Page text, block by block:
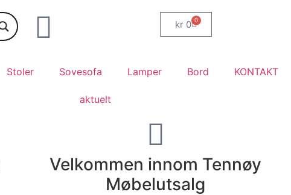
kr0 0
Stoler Sovesofa Lamper Bord KONTAKT
aktuelt
Velkommen innom Tennøy
Møbelutsalg